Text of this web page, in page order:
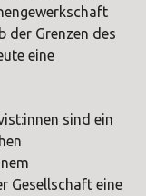
der Grenzen des
eine
sind ein
Gesellschaft eine